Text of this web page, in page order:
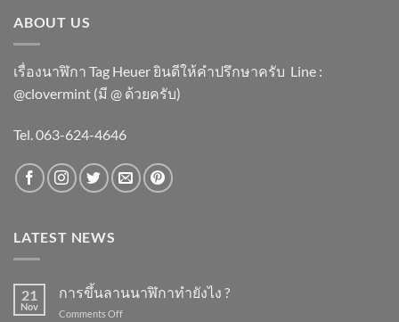
ABOUT US
เรื่องนาฬิกา Tag Heuer ยินดีให้คำปรึกษาครับ ​Line :
@clovermint (มี @ ด้วยครับ)
Tel. 063-624-4646
LATEST NEWS
21
Nov
การขึ้นลานนาฬิกาทำยังไง ?
Comments Offon